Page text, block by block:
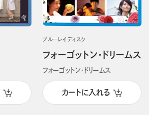
ブルーレイディスク
フォーゴットン・ドリームス
フォーゴットン・ドリームス
カートに入れる